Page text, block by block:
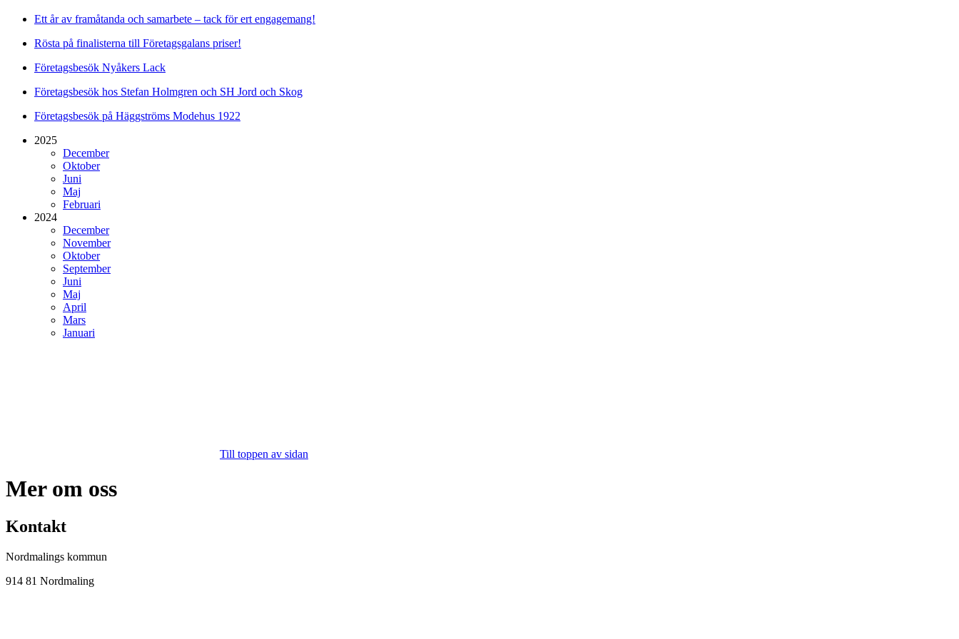
Ett år av framåtanda och samarbete – tack för ert engagemang!
Rösta på finalisterna till Företagsgalans priser!
Företagsbesök Nyåkers Lack
Företagsbesök hos Stefan Holmgren och SH Jord och Skog
Företagsbesök på Häggströms Modehus 1922
2025
December
Oktober
Juni
Maj
Februari
2024
December
November
Oktober
September
Juni
Maj
April
Mars
Januari
Till toppen av sidan
Mer om oss
Kontakt
Nordmalings kommun
914 81 Nordmaling